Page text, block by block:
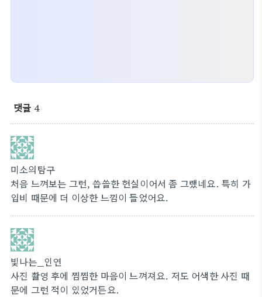
댓글 4
미소의탐구
처음 느껴보는 그런, 씁쓸한 현실이어서 좀 그랬네요. 특히 가
입비 때문에 더 이상한 느낌이 들었어요.
빛나는_인연
사진 촬영 후에 찜찜한 마음이 느껴져요. 저도 어색한 사진 때
문에 그런 적이 있었거든요.